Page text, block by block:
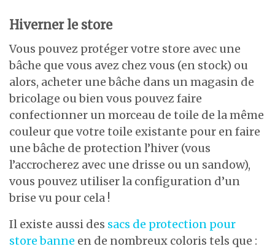
Hiverner le store
Vous pouvez protéger votre store avec une
bâche que vous avez chez vous (en stock) ou
alors, acheter une bâche dans un magasin de
bricolage ou bien vous pouvez faire
confectionner un morceau de toile de la même
couleur que votre toile existante pour en faire
une bâche de protection l’hiver (vous
l’accrocherez avec une drisse ou un sandow),
vous pouvez utiliser la configuration d’un
brise vu pour cela !
Il existe aussi des sacs de protection pour
store banne en de nombreux coloris tels que :